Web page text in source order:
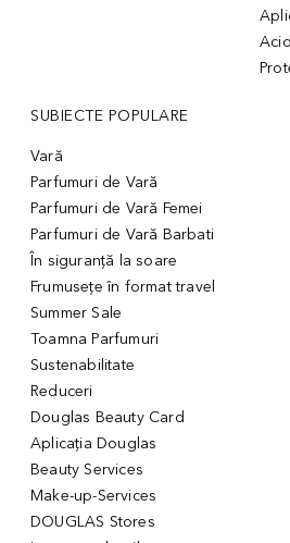
SUBIECTE POPULARE
Vară
Parfumuri de Vară
Parfumuri de Vară Femei
Parfumuri de Vară Barbati
În siguranță la soare
Frumusețe în format travel
Summer Sale
Toamna Parfumuri
Sustenabilitate
Reduceri
Douglas Beauty Card
Aplicația Douglas
Beauty Services
Make-up-Services
DOUGLAS Stores